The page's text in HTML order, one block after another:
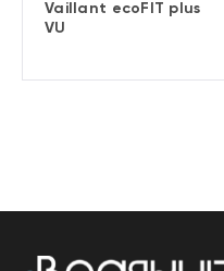
Vaillant ecoFIT plus
VU